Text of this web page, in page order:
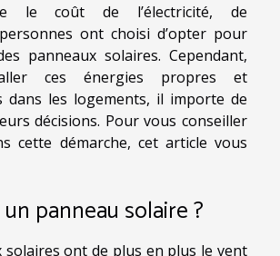
le coût de l’électricité, de
ont choisi d’opter pour
panneaux solaires. Cependant,
ces énergies propres et
dans les logements, il importe de
décisions. Pour vous conseiller
cette démarche, cet article vous
un panneau solaire ?
solaires ont de plus en plus le vent